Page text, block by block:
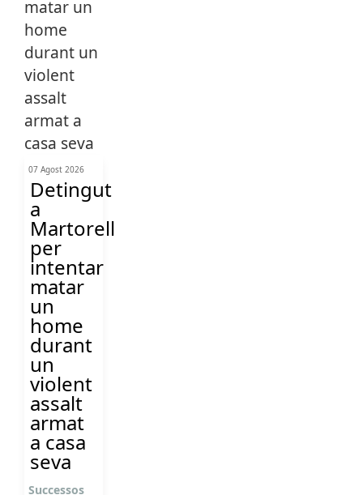
07 Agost 2026
Detingut
a
Martorell
per
intentar
matar
un
home
durant
un
violent
assalt
armat
a casa
seva
Successos